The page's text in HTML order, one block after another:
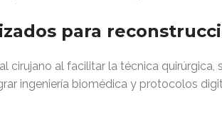
para
al facilitar la técnica
ingeniería biomédica y protocolos